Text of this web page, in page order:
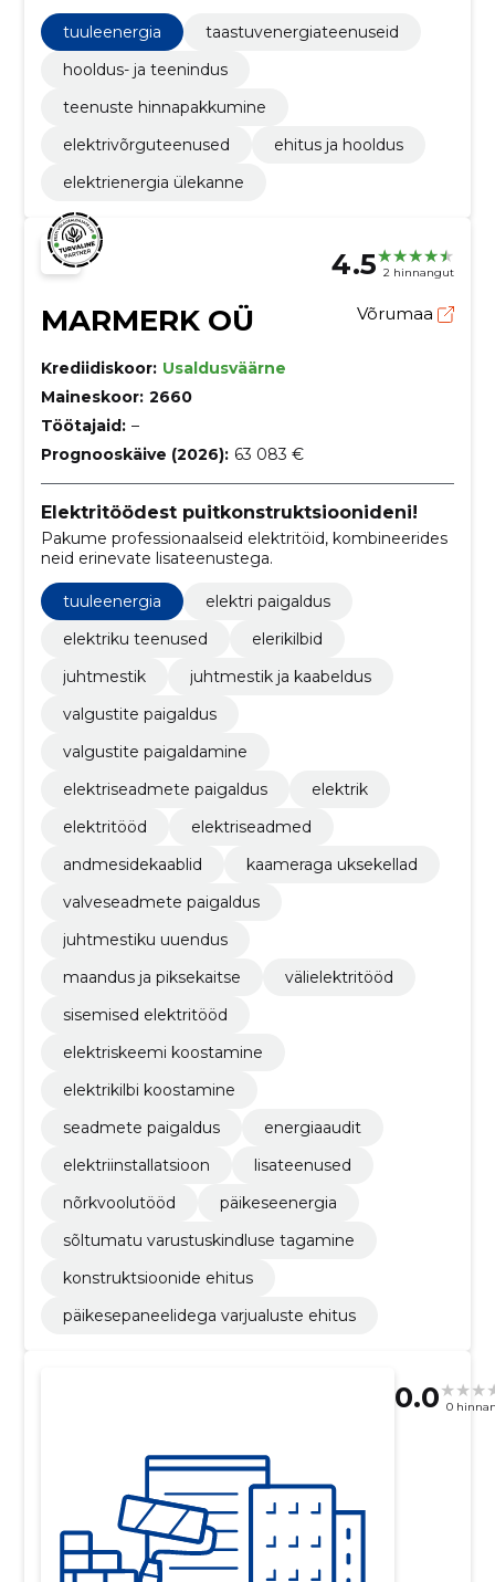
tuuleenergia
taastuvenergiateenuseid
hooldus- ja teenindus
teenuste hinnapakkumine
elektrivõrguteenused
ehitus ja hooldus
elektrienergia ülekanne
4.5 2 hinnangut
MARMERK OÜ Võrumaa
Krediidiskoor: Usaldusväärne
Maineskoor: 2660
Töötajaid: –
Prognooskäive (2026): 63 083 €
Elektritöödest puitkonstruktsioonideni!
Pakume professionaalseid elektritöid, kombineerides
neid erinevate lisateenustega.
tuuleenergia
elektri paigaldus
elektriku teenused
elerikilbid
juhtmestik
juhtmestik ja kaabeldus
valgustite paigaldus
valgustite paigaldamine
elektriseadmete paigaldus
elektrik
elektritööd
elektriseadmed
andmesidekaablid
kaameraga uksekellad
valveseadmete paigaldus
juhtmestiku uuendus
maandus ja piksekaitse
välielektritööd
sisemised elektritööd
elektriskeemi koostamine
elektrikilbi koostamine
seadmete paigaldus
energiaaudit
elektriinstallatsioon
lisateenused
nõrkvoolutööd
päikeseenergia
sõltumatu varustuskindluse tagamine
konstruktsioonide ehitus
päikesepaneelidega varjualuste ehitus
0.0 0